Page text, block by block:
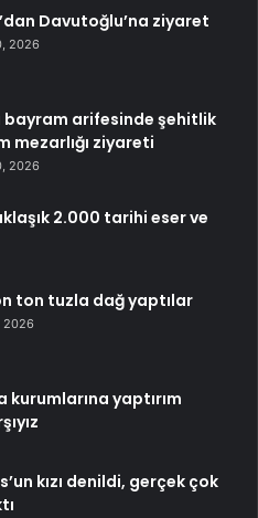
Davutoğlu’na ziyaret
2026
bayram arifesinde şehitlik
mezarlığı ziyareti
2026
2.000 tarihi eser ve
ton tuzla dağ yaptılar
2026
kurumlarına yaptırım
kızı denildi, gerçek çok